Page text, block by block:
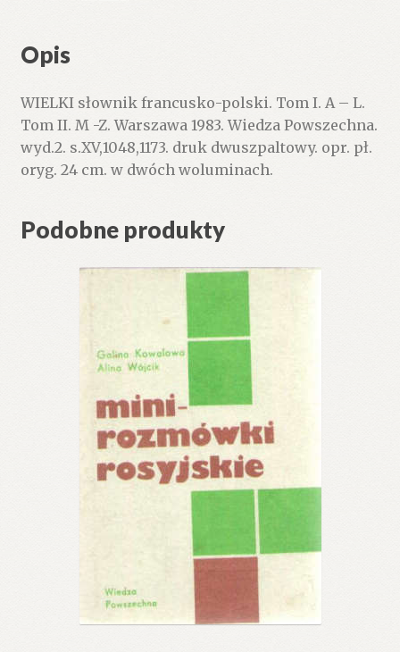
Opis
WIELKI słownik francusko-polski. Tom I. A – L.
Tom II. M -Z. Warszawa 1983. Wiedza Powszechna.
wyd.2. s.XV,1048,1173. druk dwuszpaltowy. opr. pł.
oryg. 24 cm. w dwóch woluminach.
Podobne produkty